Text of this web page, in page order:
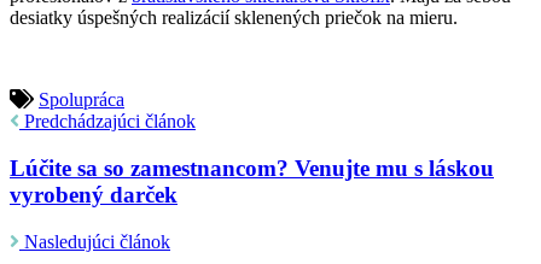
desiatky úspešných realizácií sklenených priečok na mieru.
Spolupráca
Predchádzajúci článok
Lúčite sa so zamestnancom? Venujte mu s láskou
vyrobený darček
Nasledujúci článok